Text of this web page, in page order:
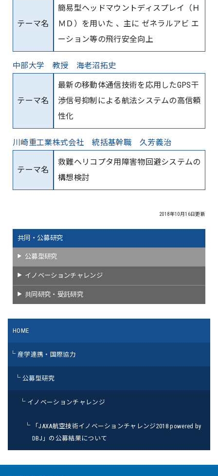
テーマ名
簡易型ヘッドマウントディスプレイ（Ｈ
ＭＤ）を用いた 、主に ゼネラルアビ エ
ーション等の飛行安全向上
中部大学 教授 海老沼拓史
テーマ名
最新の移動体通信技術を応用したGPS干
渉信号抑制による航法システムの高信頼
性化
川崎重工業株式会社 統括基幹職 久芳義治
テーマ名
救難ヘリコプタ用障害物回避システムの
構想検討
2018年10月16日更新
共同・公募研究
公募型研究
イノベーションチャレンジ
共同研究・受託研究
HOME
産学連携・国際協力
公募型研究
イノベーションチャレンジ
「JAXA航空技術イノベーションチャレンジ2018 powered by
DBJ」の公募結果について